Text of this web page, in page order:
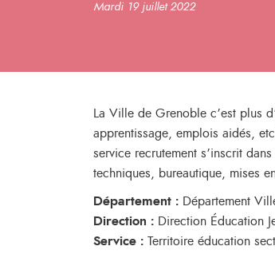
Mardi 19 juillet 2022
La Ville de Grenoble c’est plus
apprentissage, emplois aidés,
service recrutement s’inscrit
techniques, bureautique, mises
Département : Département
Direction : Direction Éducation
Service : Territoire éducation